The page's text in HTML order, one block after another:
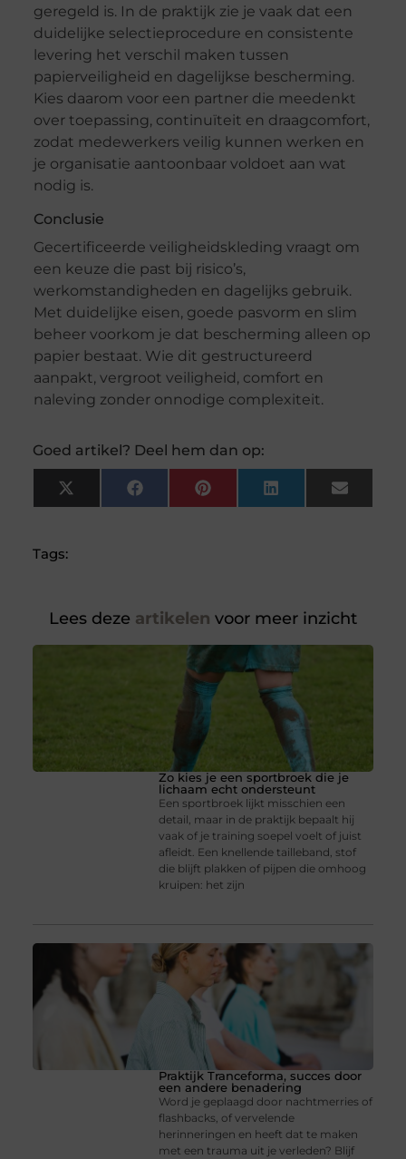
geregeld is. In de praktijk zie je vaak dat een
duidelijke selectieprocedure en consistente
levering het verschil maken tussen
papierveiligheid en dagelijkse bescherming.
Kies daarom voor een partner die meedenkt
over toepassing, continuïteit en draagcomfort,
zodat medewerkers veilig kunnen werken en
je organisatie aantoonbaar voldoet aan wat
nodig is.
Conclusie
Gecertificeerde veiligheidskleding vraagt om
een keuze die past bij risico’s,
werkomstandigheden en dagelijks gebruik.
Met duidelijke eisen, goede pasvorm en slim
beheer voorkom je dat bescherming alleen op
papier bestaat. Wie dit gestructureerd
aanpakt, vergroot veiligheid, comfort en
naleving zonder onnodige complexiteit.
Goed artikel? Deel hem dan op:
X
(Twitter)
FacebookPinterest LinkedIn Email
Tags:
Lees deze artikelen voor meer inzicht
Zo kies je een sportbroek die je
lichaam echt ondersteunt
Een sportbroek lijkt misschien een
detail, maar in de praktijk bepaalt hij
vaak of je training soepel voelt of juist
afleidt. Een knellende tailleband, stof
die blijft plakken of pijpen die omhoog
kruipen: het zijn
Praktijk Tranceforma, succes door
een andere benadering
Word je geplaagd door nachtmerries of
flashbacks, of vervelende
herinneringen en heeft dat te maken
met een trauma uit je verleden? Blijf